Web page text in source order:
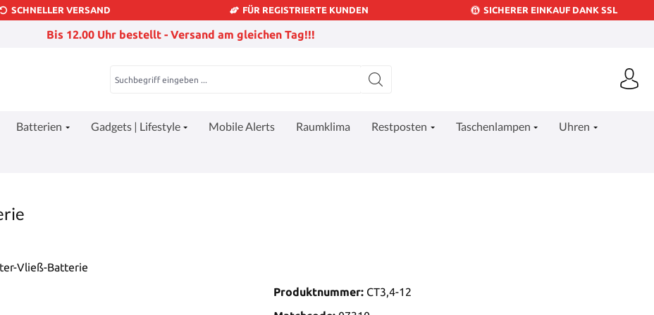
SCHNELLER VERSAND FÜR REGISTRIERTE KUNDEN SICHERER EINKAUF DANK SSL
Bis 12.00 Uhr bestellt - Versand am gleichen Tag!!!
Batterien Gadgets | Lifestyle Mobile Alerts Raumklima Restposten Taschenlampen Uhren
Produktnummer: CT3,4-12